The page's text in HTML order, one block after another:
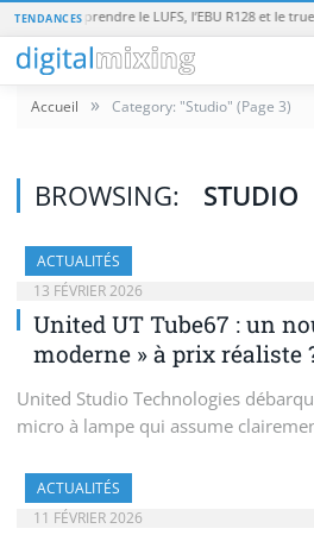
TENDANCES
Accueil » Category: "Studio" (Page 3)
BROWSING: STUDIO
ACTUALITÉS
13 FÉVRIER 2026
United UT Tube67 : un
moderne » à prix réaliste
United Studio Technologies
micro à lampe qui assume
ACTUALITÉS
11 FÉVRIER 2026